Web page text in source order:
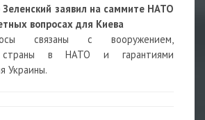
заявил на саммите НАТО
вопросах для Киева
связаны с вооружением,
страны в НАТО и гарантиями
Украины.